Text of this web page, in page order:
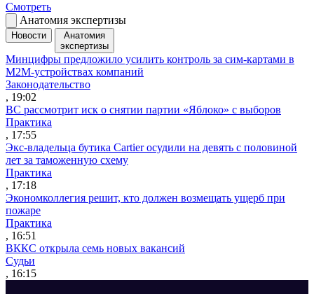
Смотреть
Анатомия экспертизы
Новости
Анатомия
экспертизы
Минцифры предложило усилить контроль за сим-картами в
M2M-устройствах компаний
Законодательство
, 19:02
ВС рассмотрит иск о снятии партии «Яблоко» с выборов
Практика
, 17:55
Экс-владельца бутика Cartier осудили на девять с половиной
лет за таможенную схему
Практика
, 17:18
Экономколлегия решит, кто должен возмещать ущерб при
пожаре
Практика
, 16:51
ВККС открыла семь новых вакансий
Судьи
, 16:15